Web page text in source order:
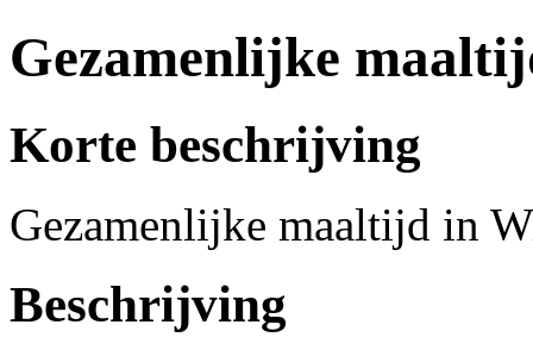
Gezamenlijke
Korte beschrijving
Gezamenlijke maaltijd in
Beschrijving